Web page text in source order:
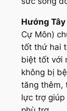
Hướng Tây
Cự Môn)
tốt thứ hai
biệt tốt với
không bị
tăng thêm,
lực trợ giúp